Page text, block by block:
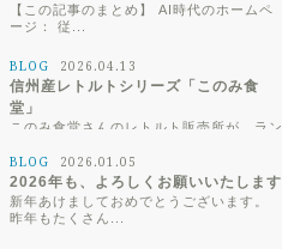
【この記事のまとめ】 AI時代のホームペ
ージ： 従...
BLOG 2026.04.13
信州産レトルトシリーズ「このみ食
堂」
このみ食堂さんのレトルト販売所が、ラン
BLOG 2026.01.05
2026年も、よろしくお願いいたします
新年あけましておめでとうございます。
昨年もたくさん...